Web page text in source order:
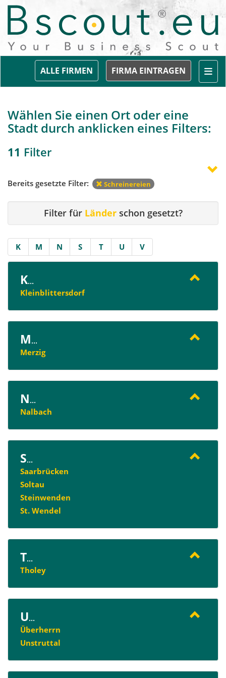
FIRMA EINTRAGEN
ALLE FIRMEN
Wählen Sie einen Ort oder eine
Stadt durch anklicken eines Filters:
11 Filter
Bereits gesetzte Filter: Schreinereien
Filter für Länderschon gesetzt?
K M N S T U V
K...
Kleinblittersdorf
M...
Merzig
N...
Nalbach
S...
Saarbrücken
Soltau
Steinwenden
St. Wendel
T...
Tholey
U...
Überherrn
Unstruttal